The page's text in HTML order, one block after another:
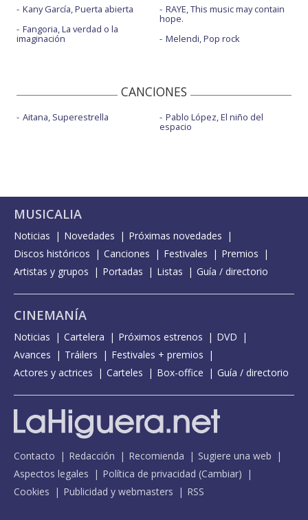
Kany García, Puerta abierta
Fangoria, La verdad o la
imaginación
RAYE, This music may contain
hope.
Melendi, Pop rock
CANCIONES
Aitana, Superestrella Pablo López, El niño del
espacio
MUSICALIA
Noticias Novedades
Próximas novedades
Discos históricos
Canciones Festivales
Premios
Artistas y grupos
Portadas Listas Guía / directorio
CINEMANÍA
Noticias Cartelera Próximos estrenos
DVD
Avances
Tráilers
Festivales + premios
Actores y actrices
Carteles Box-office Guía / directorio
Contacto Redacción Recomienda
Sugiere una web
Aspectos legales
Política de privacidad (Cambiar)
Cookies
Publicidad y webmasters RSS